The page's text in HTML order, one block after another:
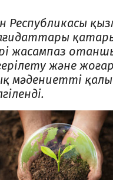
Республикасы
жасампаз
және
мәдениетті